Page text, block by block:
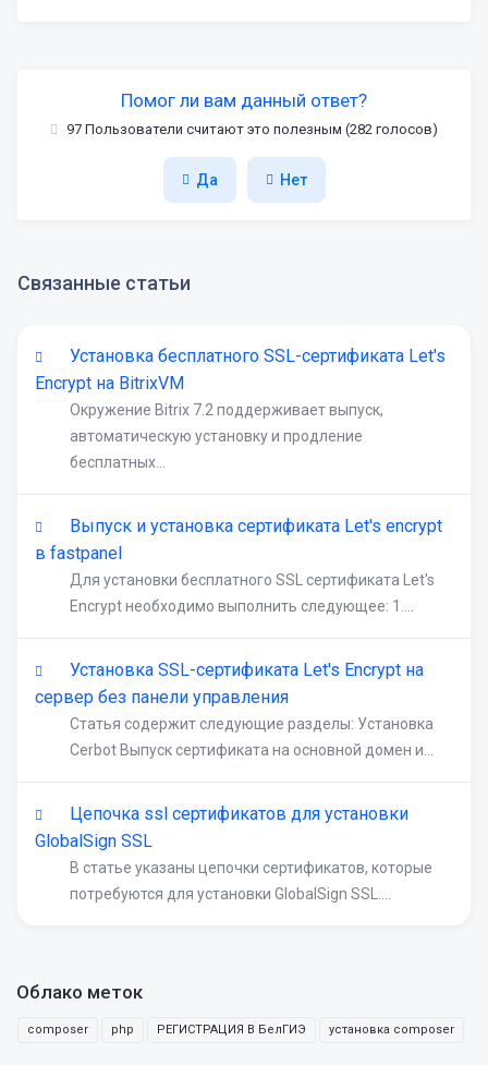
Помог ли вам данный ответ?
97 Пользователи считают это полезным (282 голосов)
Да Нет
Связанные статьи
Установка бесплатного SSL-сертификата Let's
Encrypt на BitrixVM
Окружение Bitrix 7.2 поддерживает выпуск,
автоматическую установку и продление
бесплатных...
Выпуск и установка сертификата Let's encrypt
в fastpanel
Для установки бесплатного SSL сертификата Let's
Encrypt необходимо выполнить следующее: 1....
Установка SSL-сертификата Let's Encrypt на
сервер без панели управления
Статья содержит следующие разделы: Установка
Cerbot Выпуск сертификата на основной домен и...
Цепочка ssl сертификатов для установки
GlobalSign SSL
В статье указаны цепочки сертификатов, которые
потребуются для установки GlobalSign SSL....
Облако меток
composer php РЕГИСТРАЦИЯ В БелГИЭ установка composer